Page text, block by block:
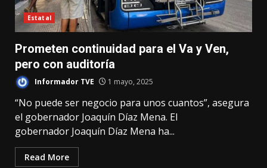
Estatal
Prometen continuidad para el Va y Ven,
pero con auditoría
Informador TVE 1 mayo, 2025
“No puede ser negocio para unos cuantos”, asegura
el gobernador Joaquín Díaz Mena. El
gobernador Joaquín Díaz Mena ha...
Read More